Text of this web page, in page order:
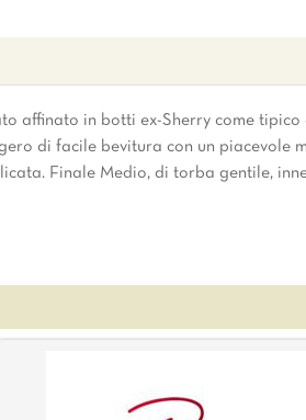
affinato in botti ex-Sherry come
di facile bevitura con un piacevole
Finale Medio, di torba gentile,